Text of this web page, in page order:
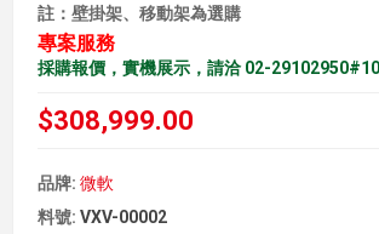
註：壁掛架、移動架為選購
專案服務
採購報價，實機展示，請洽 02-
$308,999.00
品牌: 微軟
料號: VXV-00002